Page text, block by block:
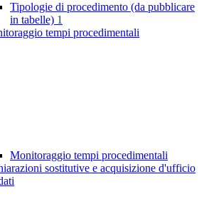
Tipologie di procedimento (da pubblicare
in tabelle) 1
tempi procedimentali
Monitoraggio tempi procedimentali
sostitutive e acquisizione d'ufficio